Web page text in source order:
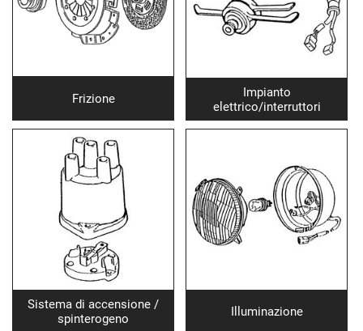
Frizione
Impianto
elettrico/interruttori
Sistema di accensione /
spinterogeno
Illuminazione